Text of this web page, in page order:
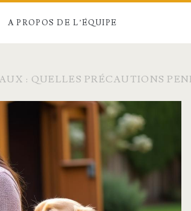
A PROPOS DE L’ÉQUIPE
: QUELLES PRÉCAUTIONS